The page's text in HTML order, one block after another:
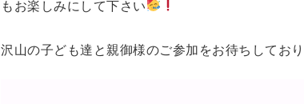
もお楽しみにして下さい
沢山の子ども達と親御様のご参加をお待ちしてお